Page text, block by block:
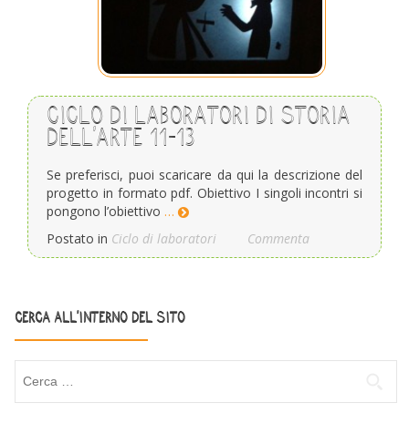
Ciclo di laboratori di storia
dell’arte 11-13
Se preferisci, puoi scaricare da qui la descrizione del
progetto in formato pdf. Obiettivo I singoli incontri si
pongono l’obiettivo …
Postato in Ciclo di laboratori Commenta
CERCA ALL’INTERNO DEL SITO